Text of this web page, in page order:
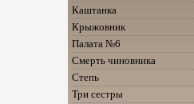
Каштанка
Крыжовник
Палата №6
Смерть чиновника
Степь
Три сестры